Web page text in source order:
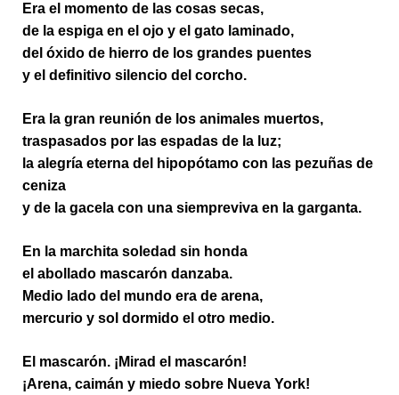
Era el momento de las cosas secas,
de la espiga en el ojo y el gato laminado,
del óxido de hierro de los grandes puentes
y el definitivo silencio del corcho.
Era la gran reunión de los animales muertos,
traspasados por las espadas de la luz;
la alegría eterna del hipopótamo con las pezuñas de
ceniza
y de la gacela con una siempreviva en la garganta.
En la marchita soledad sin honda
el abollado mascarón danzaba.
Medio lado del mundo era de arena,
mercurio y sol dormido el otro medio.
El mascarón. ¡Mirad el mascarón!
¡Arena, caimán y miedo sobre Nueva York!